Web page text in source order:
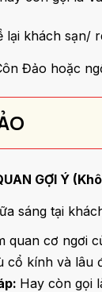
lại khách sạn/
Đảo hoặc
GỢI Ý
sáng tại
quan cơ ngơi
cổ kính và lâu
Hay còn gọi